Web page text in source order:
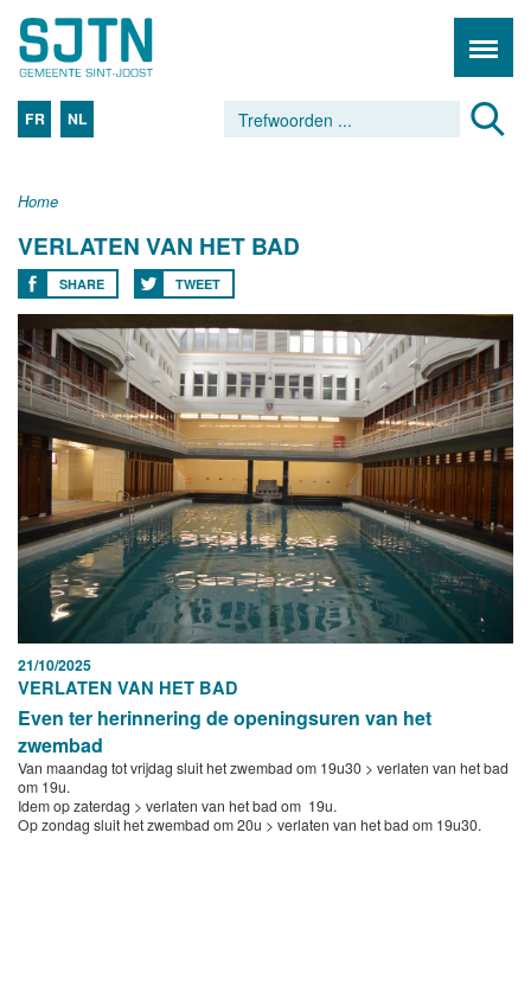
FR NL
Home
VERLATEN VAN HET BAD
SHARE TWEET
21/10/2025
VERLATEN VAN HET BAD
Even ter herinnering de openingsuren van het
zwembad
Van maandag tot vrijdag sluit het zwembad om 19u30 > verlaten van het bad
om 19u.
Idem op zaterdag > verlaten van het bad om 19u.
Op zondag sluit het zwembad om 20u > verlaten van het bad om 19u30.